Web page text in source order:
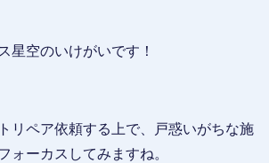
星空のいけがいです！
リペア依頼する上で、戸惑いがちな施
ォーカスしてみますね。